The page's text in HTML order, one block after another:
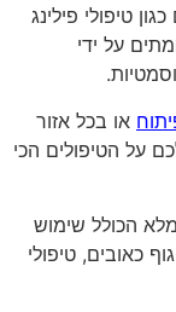
טיפולי פילינג
על ידי
או בכל אזור
על הטיפולים הכי
הכולל שימוש
כאובים, טיפולי